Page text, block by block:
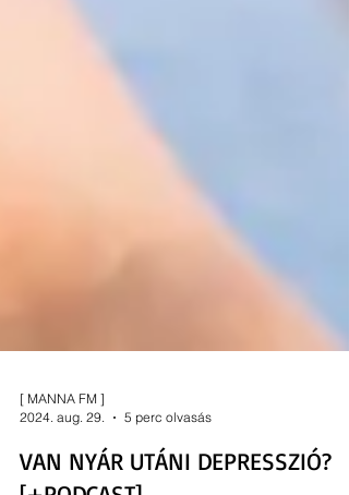
[ MANNA FM ]
2024. aug. 29.
5 perc olvasás